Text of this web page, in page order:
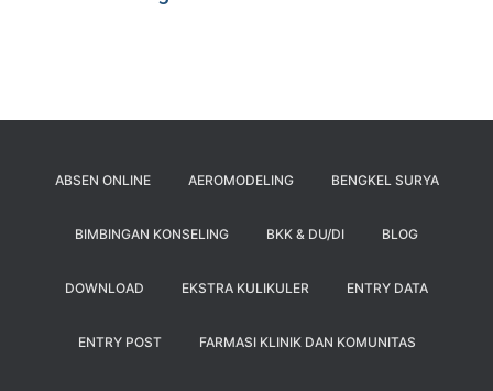
ABSEN ONLINE AEROMODELING BENGKEL SURYA
BIMBINGAN KONSELING BKK & DU/DI BLOG
DOWNLOAD EKSTRA KULIKULER ENTRY DATA
ENTRY POST FARMASI KLINIK DAN KOMUNITAS